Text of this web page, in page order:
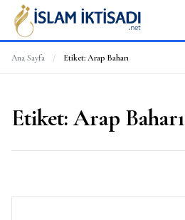
Ana Sayfa / Etiket: Arap Baharı
Etiket:Arap Baharı